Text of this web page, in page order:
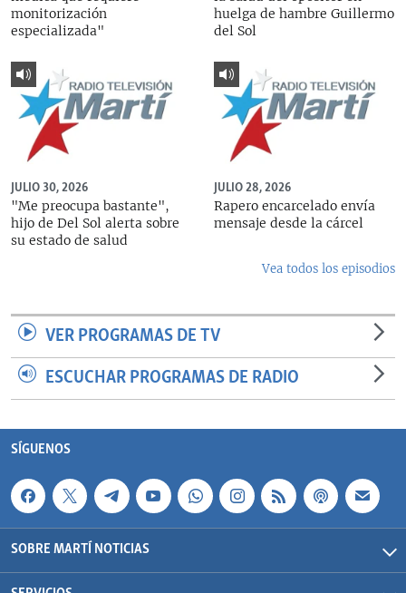
monitorización
especializada"
huelga de hambre Guillermo
del Sol
JULIO 30, 2026
"Me preocupa bastante",
hijo de Del Sol alerta sobre
su estado de salud
JULIO 28, 2026
Rapero encarcelado envía
mensaje desde la cárcel
Vea todos los episodios
VER PROGRAMAS DE TV
ESCUCHAR PROGRAMAS DE RADIO
SÍGUENOS
SOBRE MARTÍ NOTICIAS